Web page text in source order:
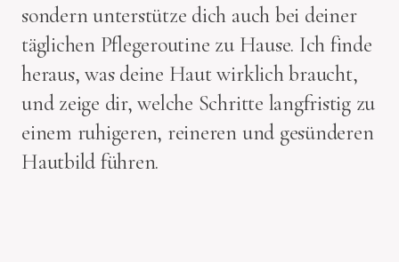
sondern unterstütze dich auch bei deiner
täglichen Pflegeroutine zu Hause. Ich finde
heraus, was deine Haut wirklich braucht,
und zeige dir, welche Schritte langfristig zu
einem ruhigeren, reineren und gesünderen
Hautbild führen.